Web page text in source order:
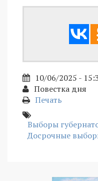
10/06/2025 -
Повестка дня
Печать
Выборы
Досрочные